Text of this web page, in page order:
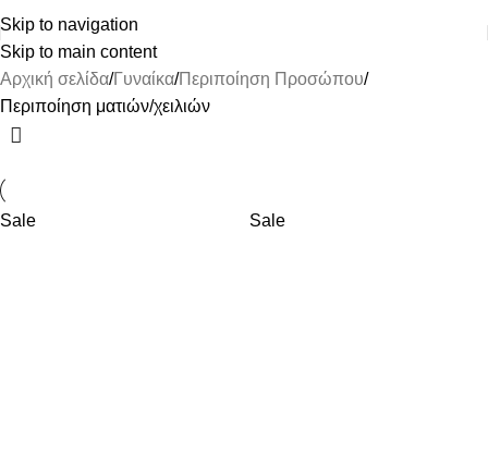
Skip to navigation
Skip to main content
ΔΩΡΕΑΝ ΜΕΤΑΦΟΡΙΚΑ ΑΝΩ ΤΩΝ 45€
Αρχική σελίδα Γυναίκα Περιποίηση Προσώπου
Περιποίηση ματιών/χειλιών
Sale Sale